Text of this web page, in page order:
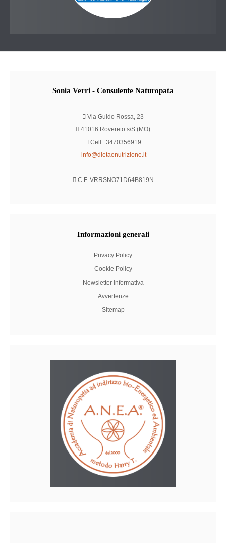
Sonia Verri - Consulente Naturopata
Via Guido Rossa, 23
41016 Rovereto s/S (MO)
Cell.: 3470356919
info@dietaenutrizione.it
C.F. VRRSNO71D64B819N
Informazioni generali
Privacy Policy
Cookie Policy
Newsletter Informativa
Avvertenze
Sitemap